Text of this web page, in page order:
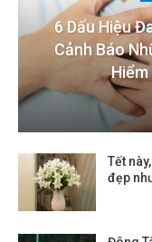
6 Dấu Hiệu
Cảnh Báo
Tết
đẹp